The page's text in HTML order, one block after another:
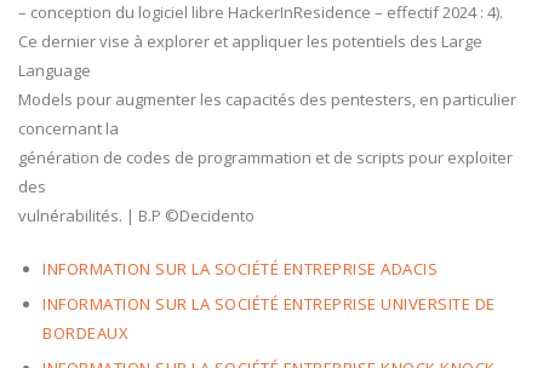
– conception du logiciel libre HackerInResidence – effectif 2024 : 4).
Ce dernier vise à explorer et appliquer les potentiels des Large
Language
Models pour augmenter les capacités des pentesters, en particulier
concernant la
génération de codes de programmation et de scripts pour exploiter
des
vulnérabilités. | B.P ©Decidento
INFORMATION SUR LA SOCIÉTÉ ENTREPRISE ADACIS
INFORMATION SUR LA SOCIÉTÉ ENTREPRISE UNIVERSITE DE
BORDEAUX